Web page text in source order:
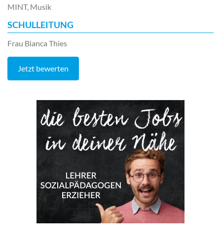
MINT, Musik
SCHULLEITUNG
Frau Bianca Thies
Jetzt bewerten